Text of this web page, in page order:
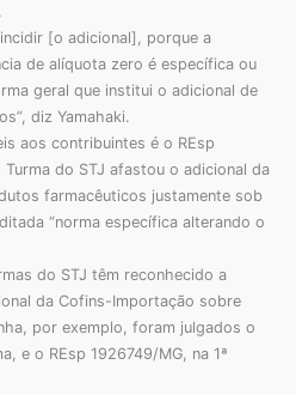
[o adicional], porque a
de alíquota zero é específica ou
geral que institui o adicional de
diz Yamahaki.
aos contribuintes é o REsp
Turma do STJ afastou o adicional da
farmacêuticos justamente sob
“norma específica alterando o
do STJ têm reconhecido a
da Cofins-Importação sobre
por exemplo, foram julgados o
e o REsp 1926749/MG, na 1ª